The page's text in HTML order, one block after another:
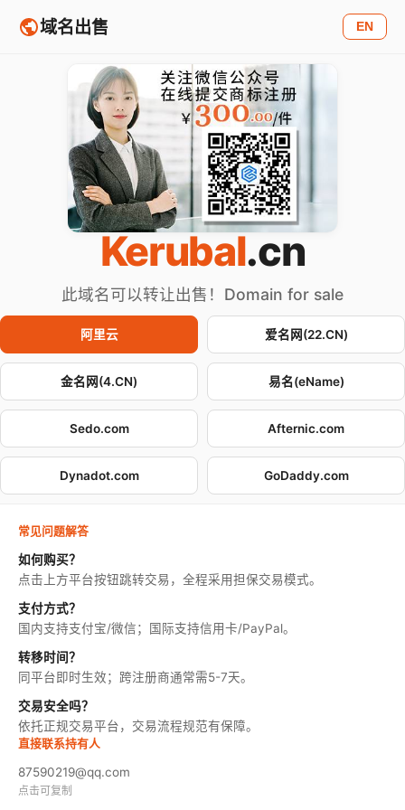
域名出售 EN
Kerubal.cn
此域名可以转让出售！Domain for sale
阿里云 爱名网(22.CN)
金名网(4.CN) 易名(eName)
Sedo.com Afternic.com
Dynadot.com GoDaddy.com
常见问题解答
如何购买？
点击上方平台按钮跳转交易，全程采用担保交易模式。
支付方式？
国内支持支付宝/微信；国际支持信用卡/PayPal。
转移时间？
同平台即时生效；跨注册商通常需5-7天。
交易安全吗？
依托正规交易平台，交易流程规范有保障。
直接联系持有人
87590219@qq.com
点击可复制